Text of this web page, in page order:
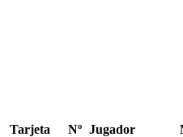
Tarjeta Nº Jugador